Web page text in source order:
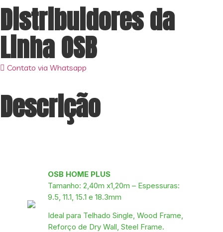
Distribuidores da
Linha OSB
Contato via Whatsapp
Descrição
OSB HOME PLUS
Tamanho: 2,40m x1,20m – Espessuras:
9.5, 11.1, 15.1 e 18.3mm
Ideal para Telhado Single, Wood Frame,
Reforço de Dry Wall, Steel Frame.